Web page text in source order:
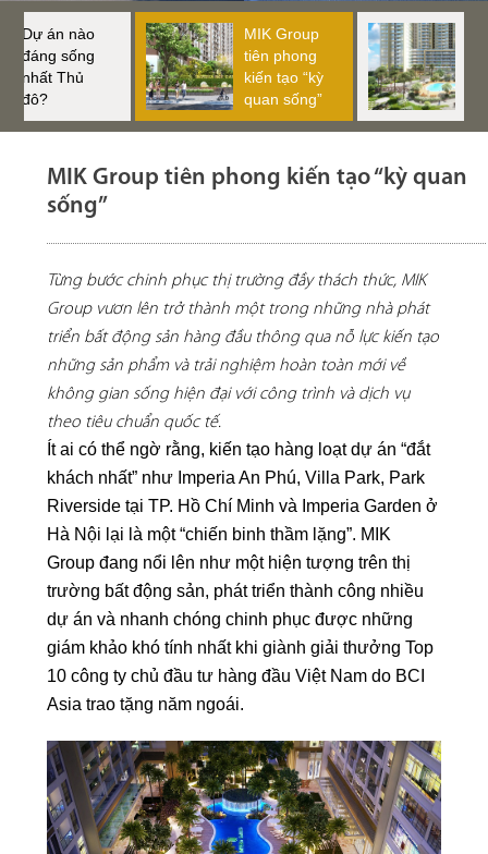
Dự án nào
đáng sống
nhất Thủ
đô?
MIK Group
tiên phong
kiến tạo “kỳ
quan sống”
MIK Group tiên phong kiến tạo “kỳ quan
sống”
Từng bước chinh phục thị trường đầy thách thức, MIK
Group vươn lên trở thành một trong những nhà phát
triển bất động sản hàng đầu thông qua nỗ lực kiến tạo
những sản phẩm và trải nghiệm hoàn toàn mới về
không gian sống hiện đại với công trình và dịch vụ
theo tiêu chuẩn quốc tế.
Ít ai có thể ngờ rằng, kiến tạo hàng loạt dự án “đắt
khách nhất” như Imperia An Phú, Villa Park, Park
Riverside tại TP. Hồ Chí Minh và Imperia Garden ở
Hà Nội lại là một “chiến binh thầm lặng”. MIK
Group đang nổi lên như một hiện tượng trên thị
trường bất động sản, phát triển thành công nhiều
dự án và nhanh chóng chinh phục được những
giám khảo khó tính nhất khi giành giải thưởng Top
10 công ty chủ đầu tư hàng đầu Việt Nam do BCI
Asia trao tặng năm ngoái.